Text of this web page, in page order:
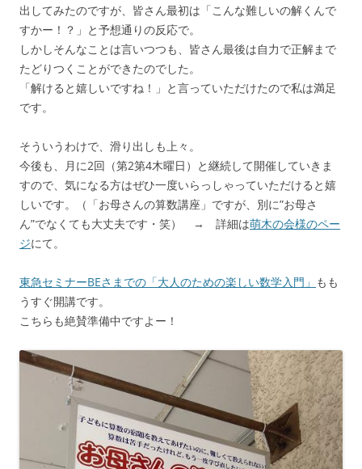
出してみたのですが、皆さん最初は「こんな難しいの解くんで
すかー！？」と予想通りの反応で。
しかしそんなことは言いつつも、皆さん最後は自力で正解まで
たどりつくことができたのでした。
「解けると嬉しいですね！」と言っていただけたので私は満足
です。
そういうわけで、滑り出しも上々。
今後も、月に2回（第2第4木曜日）と継続して開催していきま
すので、気になる方はぜひ一度いらっしゃっていただけると嬉
しいです。（「お母さんの算数講座」ですが、別に”お母さ
ん”でなくても大丈夫です・笑） → 詳細は萌木の会様のペー
ジにて。
東急セミナーBEさまでの「大人のための楽しい数学入門」 もも
うすぐ開講です。
こちらも絶賛準備中ですよー！